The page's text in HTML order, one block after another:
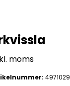
moms
4971029